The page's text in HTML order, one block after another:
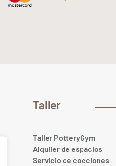
Taller
Taller PotteryGym
Alquiler de espacios
Servicio de cocciones